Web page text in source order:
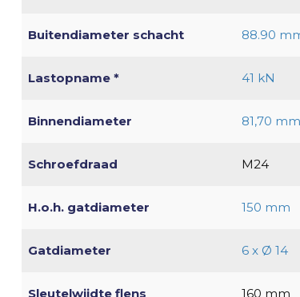
Buitendiameter schacht 88.90
Lastopname * 41 kN
Binnendiameter 81,70 mm
Schroefdraad M24
H.o.h. gatdiameter 150 mm
Gatdiameter 6 x Ø 14
Sleutelwijdte flens 160 mm